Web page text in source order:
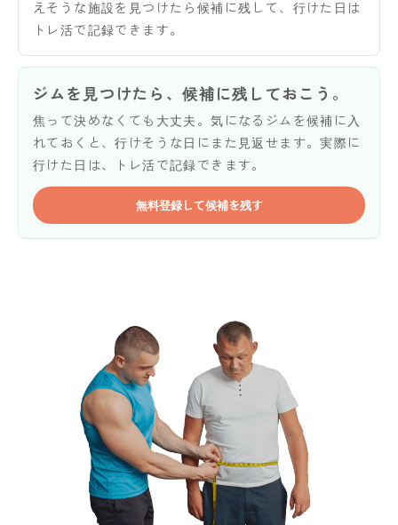
えそうな施設を見つけたら候補に残して、行けた日は
トレ活で記録できます。
ジムを見つけたら、候補に残しておこう。
焦って決めなくても大丈夫。気になるジムを候補に入
れておくと、行けそうな日にまた見返せます。実際に
行けた日は、トレ活で記録できます。
無料登録して候補を残す